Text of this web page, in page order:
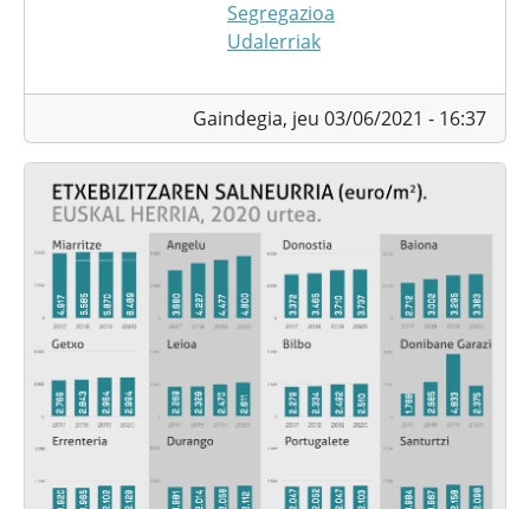
Segregazioa
Udalerriak
Gaindegia, jeu 03/06/2021 - 16:37